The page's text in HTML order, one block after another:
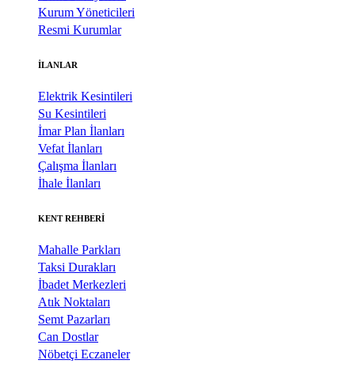
Kurum Yöneticileri
Resmi Kurumlar
İLANLAR
Elektrik Kesintileri
Su Kesintileri
İmar Plan İlanları
Vefat İlanları
Çalışma İlanları
İhale İlanları
KENT REHBERİ
Mahalle Parkları
Taksi Durakları
İbadet Merkezleri
Atık Noktaları
Semt Pazarları
Can Dostlar
Nöbetçi Eczaneler